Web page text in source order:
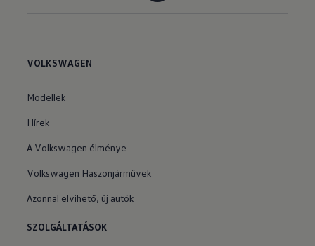
VOLKSWAGEN
Modellek
Hírek
A Volkswagen élménye
Volkswagen Haszonjárművek
Azonnal elvihető, új autók
SZOLGÁLTATÁSOK